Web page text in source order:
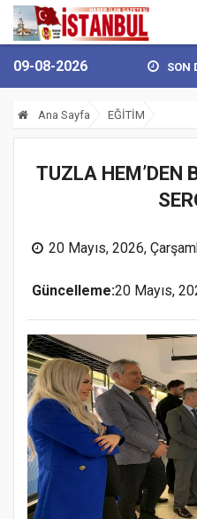
09-08-2026 SON
Ana Sayfa EĞİTİM
TUZLA HEM’DEN
20 Mayıs, 2026,
Güncelleme:20 Mayıs,